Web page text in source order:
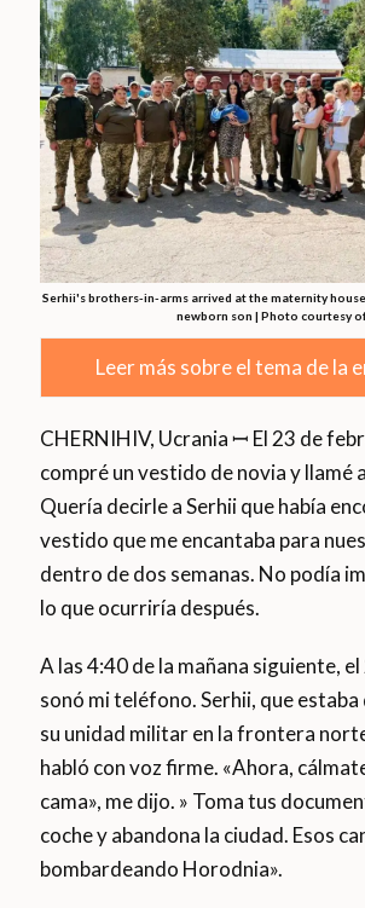
Serhii's brothers-in-arms arrived at the maternity
newborn son | Photo courtesy of
Leer más sobre el tema de la
CHERNIHIV, Ucrania ꟷ El 23 de
compré un vestido de novia y llamé
Quería decirle a Serhii que había
vestido que me encantaba para
dentro de dos semanas. No podía
lo que ocurriría después.
A las 4:40 de la mañana siguiente,
sonó mi teléfono. Serhii, que
su unidad militar en la frontera
habló con voz firme. «Ahora,
cama», me dijo. » Toma tus
coche y abandona la ciudad. Esos
bombardeando Horodnia».